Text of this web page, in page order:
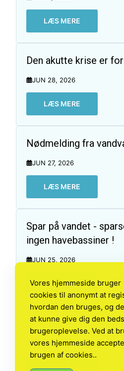
LÆS MERE
Den akutte krise er
JUN 28, 2026
LÆS MERE
Nødmelding fra
JUN 27, 2026
LÆS MERE
Spar på vandet -
ingen havebassiner !
JUN 25, 2026
LÆS MERE
Ledningsarbejde
APR 16, 2026
Vores hjemmeside bruger
cookies til anonymt at
hvordan den bruges, og
at kunne give dig den
brugeroplevelse. Ved at
vores hjemmeside
brugen af cookies..